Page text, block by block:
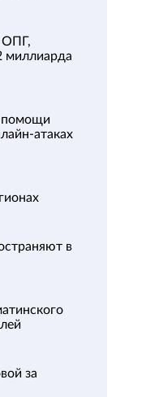
ОПГ,
миллиарда
помощи
атаках
в
за